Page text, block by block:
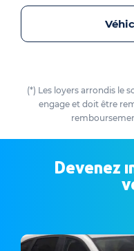
(*) Les loyers arrondis le
engage et doit être
Devenez